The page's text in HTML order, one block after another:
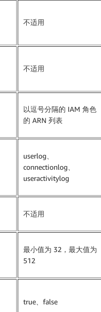
不适用
不适用
以逗号分隔的 IAM 角色
的 ARN 列表
userlog、
connectionlog、
useractivitylog
不适用
最小值为 32，最大值为
512
true、false